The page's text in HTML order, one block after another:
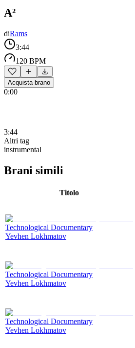
A²
diRams
3:44
120 BPM
Acquista brano
0:00
3:44
Altri tag
instrumental
Brani simili
Titolo
Technological Documentary
Yevhen Lokhmatov
Technological Documentary
Yevhen Lokhmatov
Technological Documentary
Yevhen Lokhmatov